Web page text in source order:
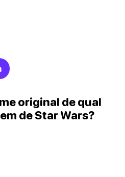
original de qual
de Star Wars?